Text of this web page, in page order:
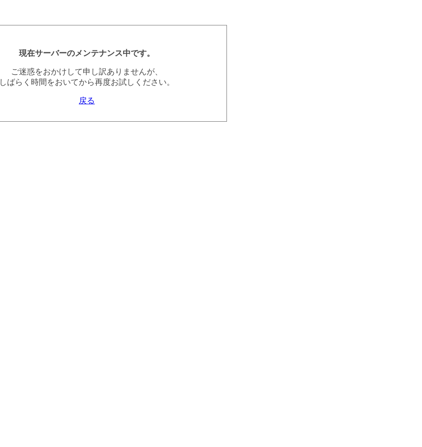
現在サーバーのメンテナンス中です。
ご迷惑をおかけして申し訳ありませんが、
しばらく時間をおいてから再度お試しください。
戻る